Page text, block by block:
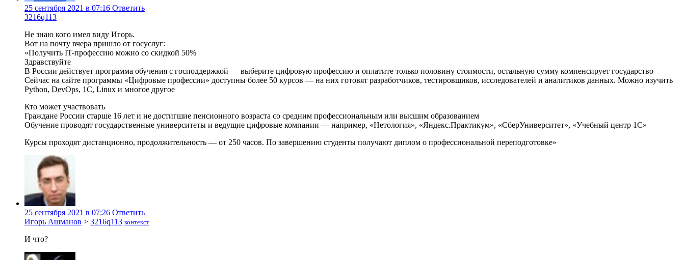
25 сентября 2021 в 07:16 Ответить
3216q113
Не знаю кого имел виду Игорь.
Вот на почту вчера пришло от госуслуг:
«Получить IT-профессию можно со скидкой 50%
Здравствуйте
В России действует программа обучения с господдержкой — выберите цифровую профессию и оплатите только половину стоимости, остальную сумму компенсирует государство
Сейчас на сайте программы «Цифровые профессии» доступны более 50 курсов — на них готовят разработчиков, тестировщиков, исследователей и аналитиков данных. Можно изучить
Python, DevOps, 1C, Linux и многое другое
Кто может участвовать
Граждане России старше 16 лет и не достигшие пенсионного возраста со средним профессиональным или высшим образованием
Обучение проводят государственные университеты и ведущие цифровые компании — например, «Нетология», «Яндекс.Практикум», «СберУниверситет», «Учебный центр 1С»
Курсы проходят дистанционно, продолжительность — от 250 часов. По завершению студенты получают диплом о профессиональной переподготовке»
25 сентября 2021 в 07:26 Ответить
Игорь Ашманов > 3216q113 контекст
И что?